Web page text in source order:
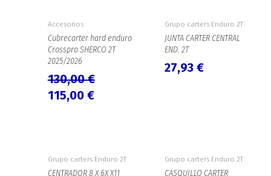
Accesorios
Cubrecarter hard enduro
Crosspro SHERCO 2T
2025/2026
130,00€
precio
original
era:
130,00 €.
115,00 €
actual
es:
Grupo carters Enduro 2T
JUNTA CARTER CENTRAL
END. 2T
27,93 €
Grupo carters Enduro 2T
CENTRADOR 8 X 6X X11
Grupo carters Enduro 2T
CASQUILLO CARTER